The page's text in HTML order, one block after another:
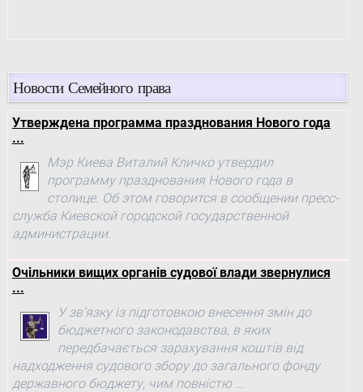
Новости Семейного права
Утверждена программа празднования Нового года
...
Мэр Киева Виталий Кличко утвердил
программу празднования Нового года в
столице. Об этом говорится в сообщении пресс-
служба Киевской городской государственной
администрации.
Очільники вищих органів судової влади звернулися
...
У зв’язку із підготовкою внесення змін до
бюджетного законодавства, в яких
передбачається зарахування коштів від
надходження судового збору до загального фонду
державного бюджету, чим повністю ...